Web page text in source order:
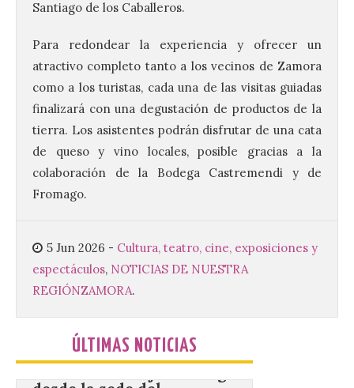
Santiago de los Caballeros.
Para redondear la experiencia y ofrecer un
atractivo completo tanto a los vecinos de Zamora
como a los turistas, cada una de las visitas guiadas
finalizará con una degustación de productos de la
tierra. Los asistentes podrán disfrutar de una cata
de queso y vino locales, posible gracias a la
colaboración de la Bodega Castremendi y de
Fromago.
5 Jun 2026 - Cultura, teatro, cine, exposiciones y
espectáculos, NOTICIAS DE NUESTRA
REGIÓNZAMORA.
ÚLTIMAS NOTICIAS
de Dulces del Convento a
Gradefes
7 Ago 2026
Tendrá lugar el 9 de
agosto en los aledaños del
monasterio cisterciense
de Santa María la Real de
imprescindible para disfrutar de los
Ayuntamiento de Gradefes, intentando
[…]
La decimoctava fotografía
de León de…viaje nos llega
desde la sede del
Parlamento Europeo en
Estrasburgo.